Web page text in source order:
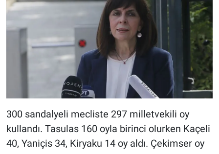
300 sandalyeli mecliste 297 milletvekili oy
kullandı. Tasulas 160 oyla birinci olurken Kaçeli
40, Yaniçis 34, Kiryaku 14 oy aldı. Çekimser oy